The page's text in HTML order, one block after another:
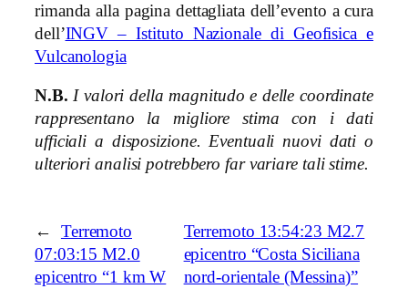
rimanda alla pagina dettagliata dell’evento a cura
dell’INGV – Istituto Nazionale di Geofisica e
Vulcanologia
N.B. I valori della magnitudo e delle coordinate
rappresentano la migliore stima con i dati
ufficiali a disposizione. Eventuali nuovi dati o
ulteriori analisi potrebbero far variare tali stime.
←
Terremoto
07:03:15 M2.0
epicentro “1 km W
Terremoto 13:54:23 M2.7
epicentro “Costa Siciliana
nord-orientale (Messina)”